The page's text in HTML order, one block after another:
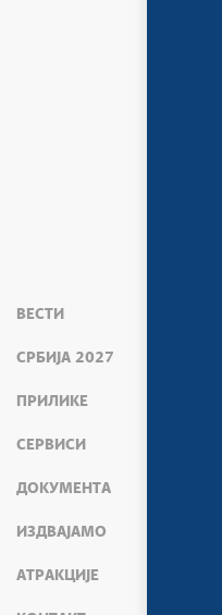
ВЕСТИ
СРБИЈА 2027
ПРИЛИКЕ
СЕРВИСИ
ДОКУМЕНТА
ИЗДВАЈАМО
АТРАКЦИЈЕ